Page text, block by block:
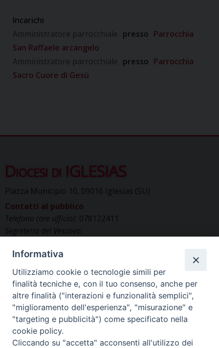
Incarichi
Amministratore parrocchiale presso Parrocchia
San Raffaele arcangelo
Amministratore parrocchiale presso Parrocchia
Sacro Cuore di Gesù
Diocesi di IGLESIAS
Piazza Municipio 10, 09016 Iglesias (SU)
Contatti al pubblico
Telefono (ore ufficio): 078122411
Segreteria del Vescovo:
Uffici di Curia:curia_iglesias@libero.it
Cancelleria (richiesta documenti):
canc.curia.iglesias@tiscali.it
Comunicazione & media (ufficio stampa):
ucs.iglesias@gmail.com
Informativa
Utilizziamo cookie o tecnologie simili per
finalità tecniche e, con il tuo consenso, anche per
altre finalità ("interazioni e funzionalità semplici",
"miglioramento dell'esperienza", "misurazione" e
"targeting e pubblicità") come specificato nella
cookie policy.
Cliccando su "accetta" acconsenti all'utilizzo dei